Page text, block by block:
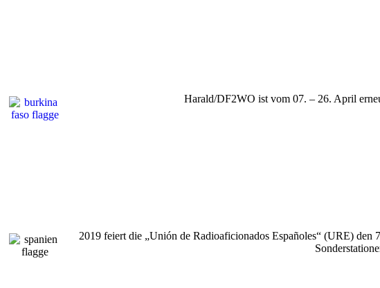
Harald/DF2WO ist vom 07. – 26. April
2019 feiert die „Unión de Radioaficionados Españoles“ (URE) den